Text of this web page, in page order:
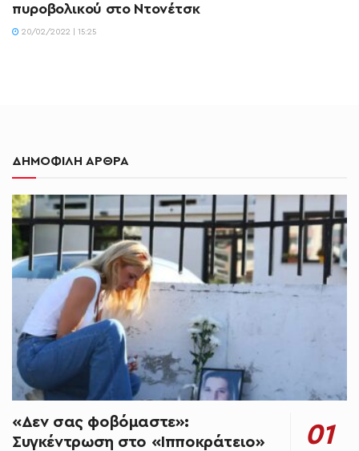
πυροβολικού στο Ντονέτσκ
20/02/2022 | 15:25
ΔΗΜΟΦΙΛΗ ΑΡΘΡΑ
«Δεν σας φοβόμαστε»:
Συγκέντρωση στο «Ιπποκράτειο»